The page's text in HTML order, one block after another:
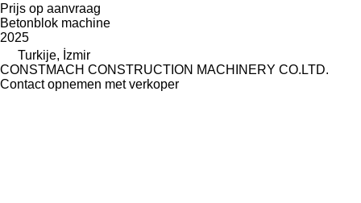
Prijs op aanvraag
Betonblok machine
2025
Turkije, İzmir
CONSTMACH CONSTRUCTION MACHINERY CO.LTD.
Contact opnemen met verkoper